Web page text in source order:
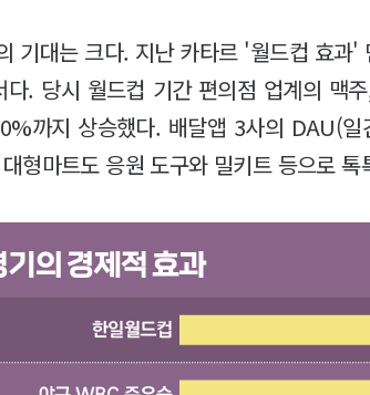
기대는 크다. 지난 카타르 '월드컵 효과'
다. 당시 월드컵 기간 편의점 업계의 맥
까지 상승했다. 배달앱 3사의 DAU(일
형마트도 응원 도구와 밀키트 등으로 톡